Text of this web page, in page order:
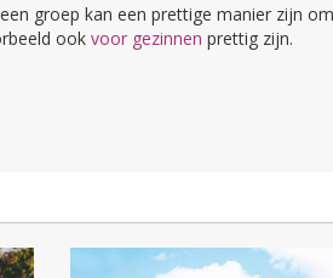
groep kan een prettige manier zijn
ook voor gezinnen prettig zijn.